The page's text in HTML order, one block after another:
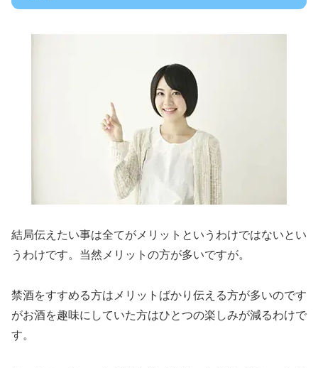
結局伝えたい事は全てがメリットというわけではないとい
うわけです。当然メリットの方が多いですが。
禁酒をすすめる方はメリットばかり伝える方が多いのです
がお酒を趣味にしていた方はひとつの楽しみが減るわけで
す。